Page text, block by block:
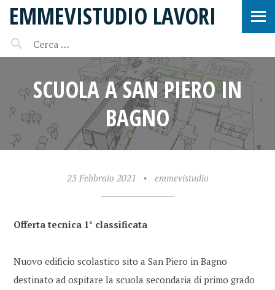
EMMEVISTUDIO LAVORI
SCUOLA A SAN PIERO IN
BAGNO
23 Febbraio 2021 • emmevistudio
Offerta tecnica 1° classificata
Nuovo edificio scolastico sito a San Piero in Bagno
destinato ad ospitare la scuola secondaria di primo grado